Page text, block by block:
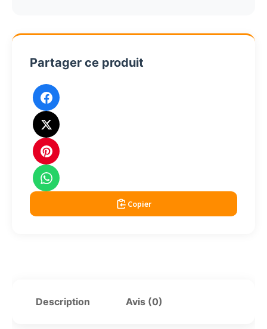
120
Partager ce produit
Copier
Description Avis (0)